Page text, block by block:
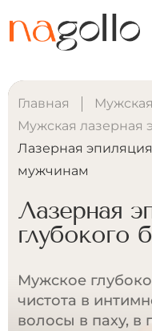
Главная
Мужская лазерная
Лазерная
мужчинам
Лазерная
глубокого
Мужское
чистота в
волосы в паху, в